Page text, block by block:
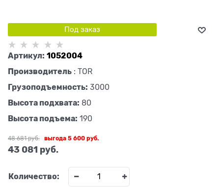
Под заказ
Артикул: 1052004
Производитель : TOR
Грузоподъемность: 3000
Высота подхвата: 80
Высота подъема: 190
48 681 руб.
43 081 руб.
выгода5 600 руб.
Количество: